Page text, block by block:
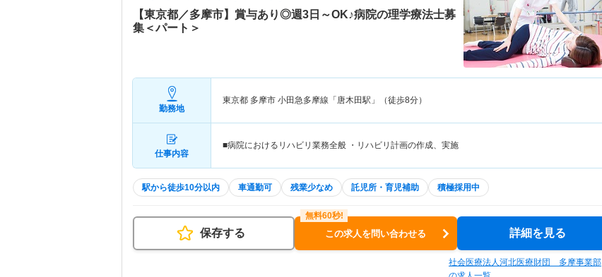
【東京都／多摩市】賞与あり◎週3日～OK♪病院の理学療法士募
集＜パート＞
勤務地
東京都 多摩市 小田急多摩線「唐木田駅」（徒歩8分）
仕事内容
■病院におけるリハビリ業務全般 ・リハビリ計画の作成、実施
駅から徒歩10分以内 車通勤可 残業少なめ 託児所・育児補助 積極採用中
保存する この求人を問い合わせる 詳細を見る
社会医療法人河北医療財団 多摩事業部